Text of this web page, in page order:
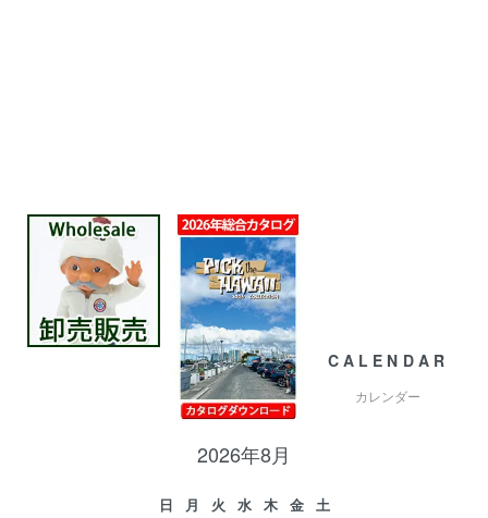
CALENDAR
カレンダー
2026年8月
日 月 火 水 木 金
土